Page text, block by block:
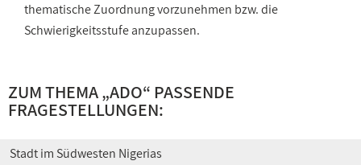
thematische Zuordnung vorzunehmen bzw. die
Schwierigkeitsstufe anzupassen.
ZUM THEMA „ADO“ PASSENDE
FRAGESTELLUNGEN:
Stadt im Südwesten Nigerias